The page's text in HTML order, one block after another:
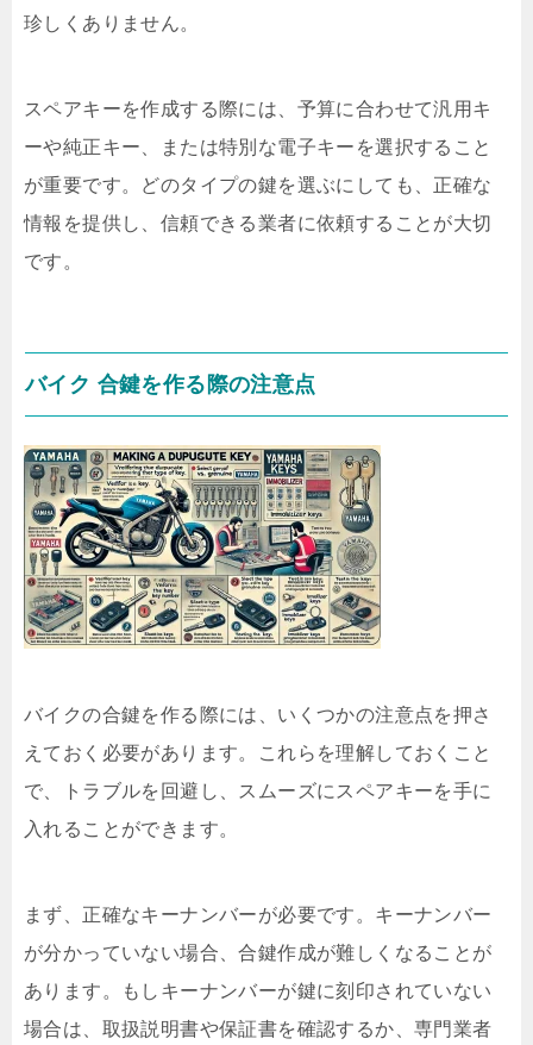
珍しくありません。
スペアキーを作成する際には、予算に合わせて汎用キ
ーや純正キー、または特別な電子キーを選択すること
が重要です。どのタイプの鍵を選ぶにしても、正確な
情報を提供し、信頼できる業者に依頼することが大切
です。
バイク 合鍵を作る際の注意点
バイクの合鍵を作る際には、いくつかの注意点を押さ
えておく必要があります。これらを理解しておくこと
で、トラブルを回避し、スムーズにスペアキーを手に
入れることができます。
まず、正確なキーナンバーが必要です。キーナンバー
が分かっていない場合、合鍵作成が難しくなることが
あります。もしキーナンバーが鍵に刻印されていない
場合は、取扱説明書や保証書を確認するか、専門業者